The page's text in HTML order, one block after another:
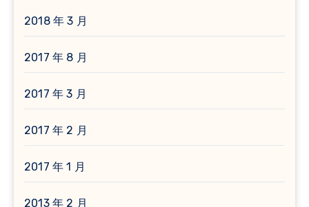
2018 年 3 月
2017 年 8 月
2017 年 3 月
2017 年 2 月
2017 年 1 月
2013 年 2 月